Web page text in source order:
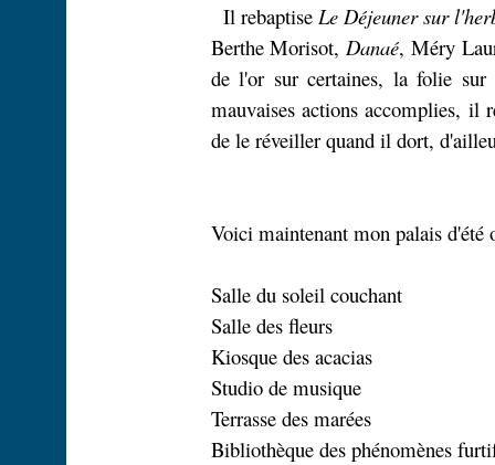
Il rebaptise Le Déjeuner sur
Berthe Morisot,Danaé,Méry
de l'or sur certaines, la folie sur
mauvaises actions accomplies, il
de le réveiller quand il dort,
Voici maintenant mon palais d'été
Salle du soleil couchant
Salle des fleurs
Kiosque des acacias
Studio de musique
Terrasse des marées
Bibliothèque des phénomènes